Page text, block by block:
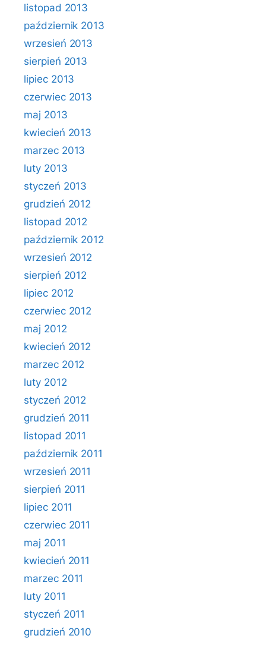
listopad 2013
październik 2013
wrzesień 2013
sierpień 2013
lipiec 2013
czerwiec 2013
maj 2013
kwiecień 2013
marzec 2013
luty 2013
styczeń 2013
grudzień 2012
listopad 2012
październik 2012
wrzesień 2012
sierpień 2012
lipiec 2012
czerwiec 2012
maj 2012
kwiecień 2012
marzec 2012
luty 2012
styczeń 2012
grudzień 2011
listopad 2011
październik 2011
wrzesień 2011
sierpień 2011
lipiec 2011
czerwiec 2011
maj 2011
kwiecień 2011
marzec 2011
luty 2011
styczeń 2011
grudzień 2010